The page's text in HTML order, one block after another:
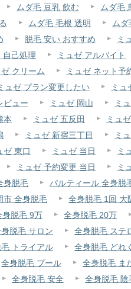
ムダ毛 豆乳 飲む ムダ毛
ムダ毛 毛根 透明 ム
脱毛 安い おすすめ ミ
自己処理 ミュゼ アルバイト
ゼ クリーム
ミュゼ ネット予
ュゼ プラン変更したい ミュ
ビュー ミュゼ 岡山 ミ
本 ミュゼ 五反田 ミュ
ミュゼ 新宿三丁目 ミ
ゼ 東口 ミュゼ 当日 ミ
ミュゼ 予約変更 当日 ミ
身脱毛 パルティール 全身脱
市 全身脱毛 全身脱毛 1回 大
身脱毛 9万 全身脱毛 20万
脱毛 サロン 全身脱毛 ステ
トライアル
全身脱毛 どれ
全身脱毛 プール 全身脱毛 ま
全身脱毛 安全 全身脱毛 陰